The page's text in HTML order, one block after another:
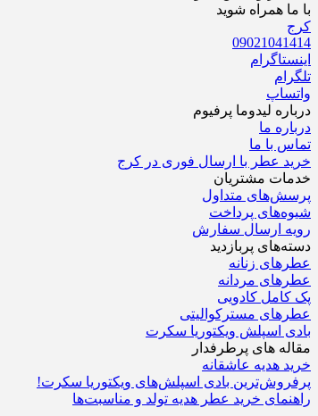
با ما همراه شوید
کرج
09021041414
اینستاگرام
تلگرام
واتساپ
درباره‌ لیدوما پرفیوم
درباره‌ ما
تماس با ما
خرید عطر با ارسال فوری در کرج
خدمات مشتریان
پرسش‌های متداول
شیوه‌های پرداخت
رویه ارسال سفارش‌
دسته‌های پربازدید
عطرهای زنانه
عطرهای مردانه
پک کامل کادویی
عطرهای مسترکوالیتی
بادی اسپلش ویکتوریا سکرت
مقاله های پرطرفدار
خرید هدیه عاشقانه
پرفروش‌ترین بادی اسپلش‌های ویکتوریا سکرت!
راهنمای خرید عطر هدیه تولد و مناسبت‌ها